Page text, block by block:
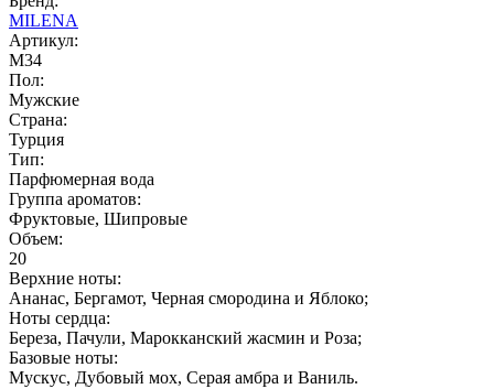
MILENA
Артикул:
M34
Пол:
Мужские
Страна:
Турция
Тип:
Парфюмерная вода
Группа ароматов:
Фруктовые, Шипровые
Объем:
20
Верхние ноты:
Ананас, Бергамот, Черная смородина и Яблоко;
Ноты сердца:
Береза, Пачули, Марокканский жасмин и Роза;
Базовые ноты:
Мускус, Дубовый мох, Серая амбра и Ваниль.